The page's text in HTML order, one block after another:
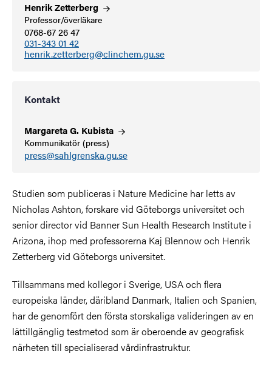
HenrikZetterberg
Professor/överläkare
0768-67 26 47
031-343 01 42
henrik.zetterberg@clinchem.gu.se
Kontakt
Margareta G. Kubista
Kommunikatör (press)
press@sahlgrenska.gu.se
Studien som publiceras i Nature Medicine har letts av
Nicholas Ashton, forskare vid Göteborgs universitet och
senior director vid Banner Sun Health Research Institute i
Arizona, ihop med professorerna Kaj Blennow och Henrik
Zetterberg vid Göteborgs universitet.
Tillsammans med kollegor i Sverige, USA och flera
europeiska länder, däribland Danmark, Italien och Spanien,
har de genomfört den första storskaliga valideringen av en
lättillgänglig testmetod som är oberoende av geografisk
närheten till specialiserad vårdinfrastruktur.